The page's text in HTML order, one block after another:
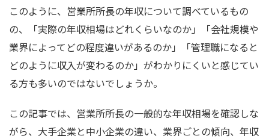
このように、営業所所長の年収について調べているもの
の、「実際の年収相場はどれくらいなのか」「会社規模や
業界によってどの程度違いがあるのか」「管理職になると
どのように収入が変わるのか」がわかりにくいと感じてい
る方も多いのではないでしょうか。
この記事では、営業所所長の一般的な年収相場を確認しな
がら、大手企業と中小企業の違い、業界ごとの傾向、年収